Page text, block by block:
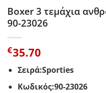
Boxer 3 τεμάχια
90-23026
€35.70
Σειρά:Sporties
Κωδικός:90-23026